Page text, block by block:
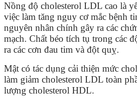
Nồng độ cholesterol LDL cao là
việc làm tăng nguy cơ mắc bệnh
nguyên nhân chính gây ra các
mạch. Chất béo tích tụ trong các
ra các cơn đau tim và đột quỵ.
Mật có tác dụng cải thiện mức
làm giảm cholesterol LDL toàn
lượng cholesterol HDL.